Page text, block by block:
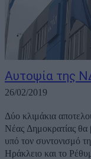
Αυτοψία της
26/02/2019
Δύο κλιμάκια
Νέας Δημοκρατίας θα
υπό τον συντονισμό
Ηράκλειο και το